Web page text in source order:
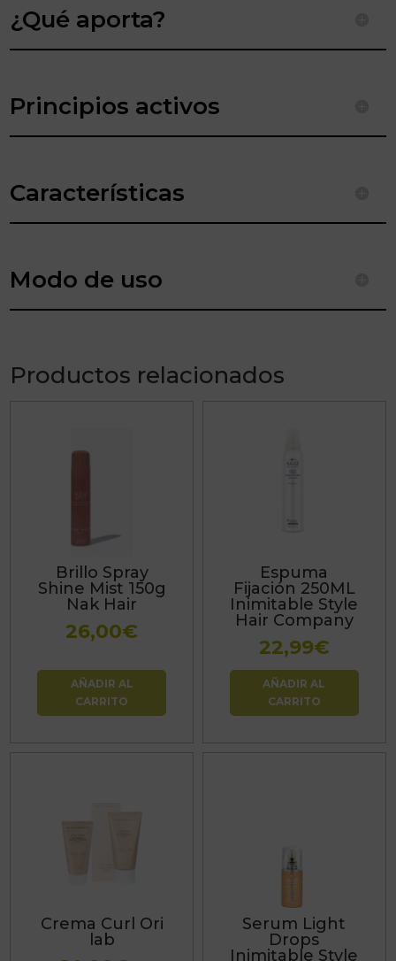
¿Qué aporta?
Principios activos
Características
Modo de uso
Productos relacionados
Brillo Spray
Shine Mist 150g
Nak Hair
26,00€
AÑADIR AL
CARRITO
Espuma
Fijación 250ML
Inimitable Style
Hair Company
22,99€
AÑADIR AL
CARRITO
Crema Curl Ori
lab
opciones
Serum Light
Drops
Inimitable Style